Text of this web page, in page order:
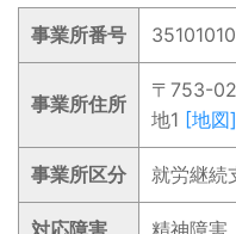
事業所番号
事業所住所
〒753-
地1 [地図]
事業所区分 就労継続